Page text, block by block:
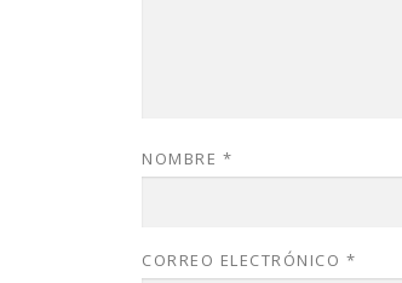
NOMBRE *
CORREO ELECTRÓNICO *